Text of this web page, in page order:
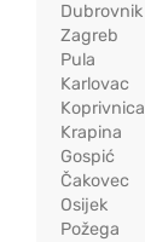
Dubrovnik
Zagreb
Pula
Karlovac
Koprivnica
Krapina
Gospić
Čakovec
Osijek
Požega